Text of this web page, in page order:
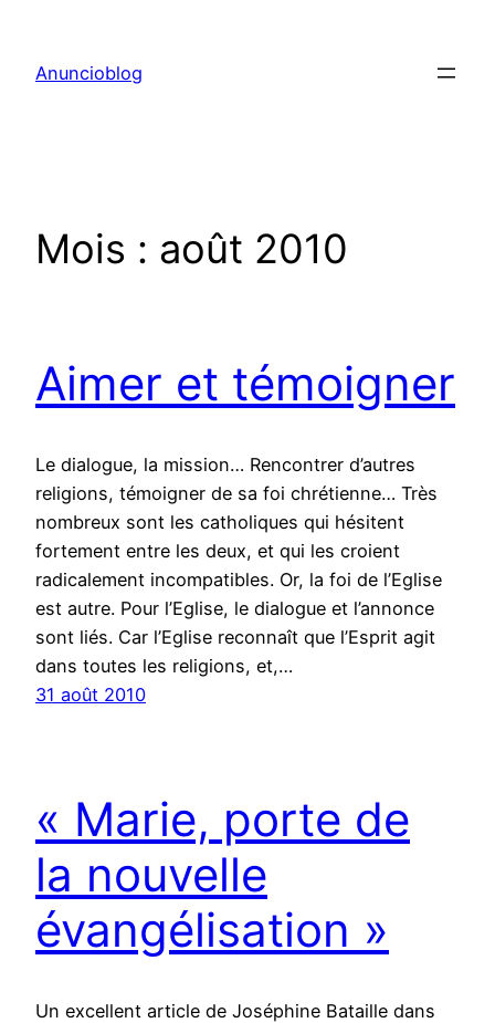
contenu
Anuncioblog
Mois : août 2010
Aimer et témoigner
Le dialogue, la mission… Rencontrer d’autres
religions, témoigner de sa foi chrétienne… Très
nombreux sont les catholiques qui hésitent
fortement entre les deux, et qui les croient
radicalement incompatibles. Or, la foi de l’Eglise
est autre. Pour l’Eglise, le dialogue et l’annonce
sont liés. Car l’Eglise reconnaît que l’Esprit agit
dans toutes les religions, et,…
31 août 2010
« Marie, porte de
la nouvelle
évangélisation »
Un excellent article de Joséphine Bataille dans